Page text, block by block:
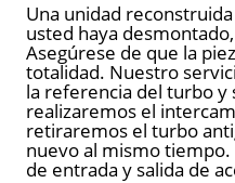
Una unidad
usted haya
Asegúrese de que la
totalidad. Nuestro
la referencia del turbo y
realizaremos el
retiraremos el turbo
nuevo al mismo
de entrada y salida de